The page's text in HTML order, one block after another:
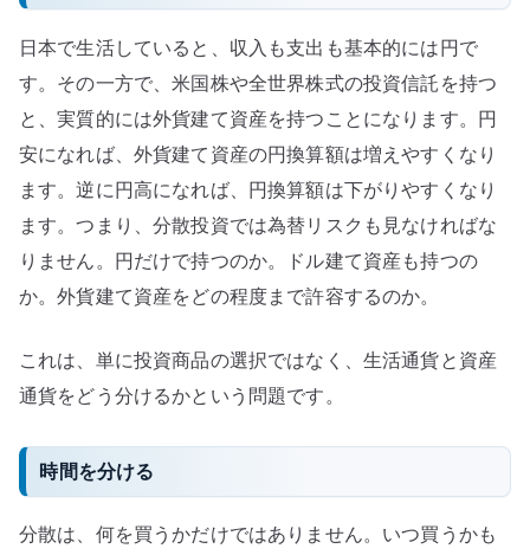
日本で生活していると、収入も支出も基本的には円で
す。その一方で、米国株や全世界株式の投資信託を持つ
と、実質的には外貨建て資産を持つことになります。円
安になれば、外貨建て資産の円換算額は増えやすくなり
ます。逆に円高になれば、円換算額は下がりやすくなり
ます。つまり、分散投資では為替リスクも見なければな
りません。円だけで持つのか。ドル建て資産も持つの
か。外貨建て資産をどの程度まで許容するのか。
これは、単に投資商品の選択ではなく、生活通貨と資産
通貨をどう分けるかという問題です。
時間を分ける
分散は、何を買うかだけではありません。いつ買うかも